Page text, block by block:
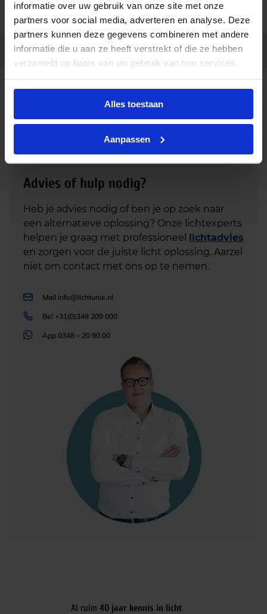
informatie over uw gebruik van onze site met onze
partners voor social media, adverteren en analyse. Deze
partners kunnen deze gegevens combineren met andere
informatie die u aan ze heeft verstrekt of die ze hebben
verzameld op basis van uw gebruik van hun services.
Alles toestaan
Aanpassen
87500825
Ean code 9006210696478
Advies of hulp nodig?
Heb je advies nodig of ben je op zoek naar
een alternatieve oplossing? Onze lichtexperts
helpen je graag met professioneel lichtadvies
en zorgen voor de juiste licht oplossing. Aarzel
niet om contact met ons op te nemen.
Mail info@lichtunie.nl
Bel +31(0)348 209 000
App 0348 – 20 90 00
Al ruim 40 jaar kennis in licht